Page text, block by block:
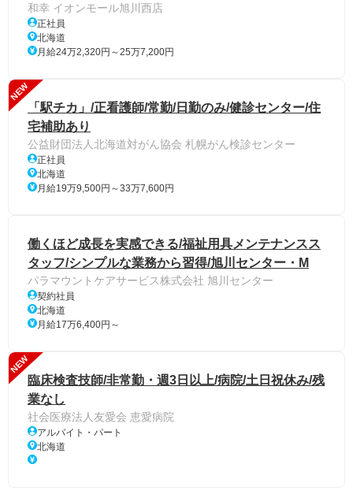
和幸 イオンモール旭川西店
正社員
北海道
月給24万2,320円～25万7,200円
NEW
「駅チカ」/正看護師/常勤/日勤のみ/健診センター/住
宅補助あり
公益財団法人北海道対がん協会 札幌がん検診センター
正社員
北海道
月給19万9,500円～33万7,600円
働くほど成長を実感できる/福祉用具メンテナンスス
タッフ/シンプルな業務から習得/旭川センター・M
パラマウントケアサービス株式会社 旭川センター
契約社員
北海道
月給17万6,400円～
NEW
臨床検査技師/非常勤・週3日以上/病院/土日祝休み/残
業なし
社会医療法人友愛会 恵愛病院
アルバイト・パート
北海道